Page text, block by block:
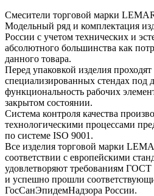
Смесители торговой марки
Модельный ряд и комплектация
России с учетом технических и
абсолютного большинства как
данного товара.
Перед упаковкой изделия
специализированных стендах под
функциональность рабочих
закрытом состоянии.
Система контроля качества
технологическими процессами
по системе ISO 9001.
Все изделия торговой марки
соответствии с европейскими
удовлетворяют требованиям
и успешно прошли
ГосСанЭпидемНадзора России.